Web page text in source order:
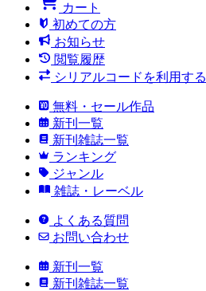
カート
初めての方
お知らせ
閲覧履歴
シリアルコードを利用する
無料・セール作品
新刊一覧
新刊雑誌一覧
ランキング
ジャンル
雑誌・レーベル
よくある質問
お問い合わせ
新刊一覧
新刊雑誌一覧